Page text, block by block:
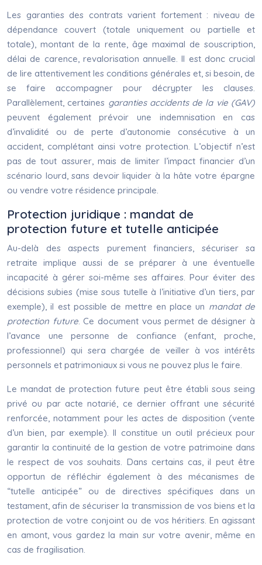
Les garanties des contrats varient fortement : niveau de
dépendance couvert (totale uniquement ou partielle et
totale), montant de la rente, âge maximal de souscription,
délai de carence, revalorisation annuelle. Il est donc crucial
de lire attentivement les conditions générales et, si besoin, de
se faire accompagner pour décrypter les clauses.
Parallèlement, certaines garanties accidents de la vie (GAV)
peuvent également prévoir une indemnisation en cas
d’invalidité ou de perte d’autonomie consécutive à un
accident, complétant ainsi votre protection. L’objectif n’est
pas de tout assurer, mais de limiter l’impact financier d’un
scénario lourd, sans devoir liquider à la hâte votre épargne
ou vendre votre résidence principale.
Protection juridique : mandat de
protection future et tutelle anticipée
Au-delà des aspects purement financiers, sécuriser sa
retraite implique aussi de se préparer à une éventuelle
incapacité à gérer soi-même ses affaires. Pour éviter des
décisions subies (mise sous tutelle à l’initiative d’un tiers, par
exemple), il est possible de mettre en place un mandat de
protection future. Ce document vous permet de désigner à
l’avance une personne de confiance (enfant, proche,
professionnel) qui sera chargée de veiller à vos intérêts
personnels et patrimoniaux si vous ne pouvez plus le faire.
Le mandat de protection future peut être établi sous seing
privé ou par acte notarié, ce dernier offrant une sécurité
renforcée, notamment pour les actes de disposition (vente
d’un bien, par exemple). Il constitue un outil précieux pour
garantir la continuité de la gestion de votre patrimoine dans
le respect de vos souhaits. Dans certains cas, il peut être
opportun de réfléchir également à des mécanismes de
“tutelle anticipée” ou de directives spécifiques dans un
testament, afin de sécuriser la transmission de vos biens et la
protection de votre conjoint ou de vos héritiers. En agissant
en amont, vous gardez la main sur votre avenir, même en
cas de fragilisation.